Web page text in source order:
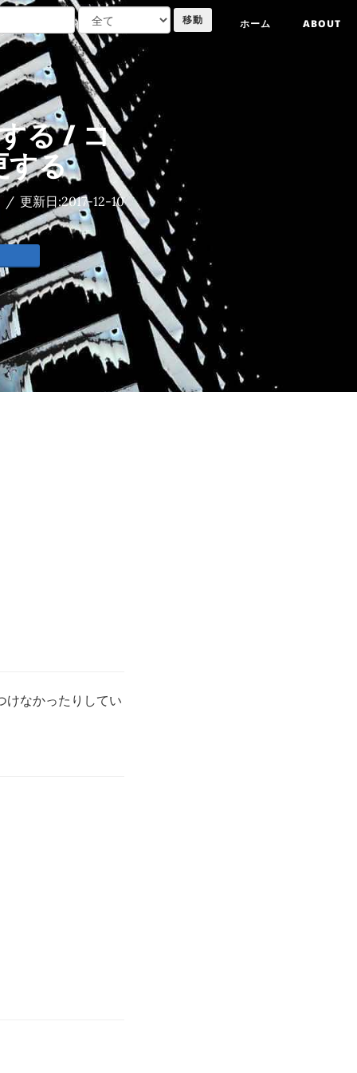
ホーム ABOUT
る / コ
する
/ 更新日:2017-12-10
けなかったりしてい